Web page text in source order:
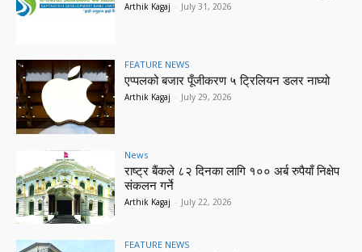
Arthik Kagaj - July 31, 2026
FEATURE NEWS
एप्पलको बजार पूँजीकरण ५ ट्रिलियन डलर नाघ्यो
Arthik Kagaj - July 29, 2026
News
राष्ट्र बैंकले ८२ दिनका लागि १०० अर्ब रुपैयाँ निक्षेप
संकलन गर्ने
Arthik Kagaj - July 22, 2026
FEATURE NEWS